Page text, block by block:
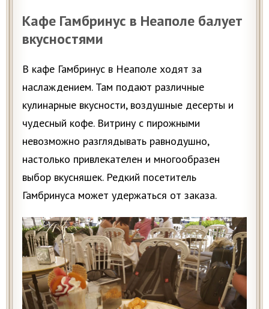
Кафе Гамбринус в Неаполе балует
вкусностями
В кафе Гамбринус в Неаполе ходят за
наслаждением. Там подают различные
кулинарные вкусности, воздушные десерты и
чудесный кофе. Витрину с пирожными
невозможно разглядывать равнодушно,
настолько привлекателен и многообразен
выбор вкусняшек. Редкий посетитель
Гамбринуса может удержаться от заказа.